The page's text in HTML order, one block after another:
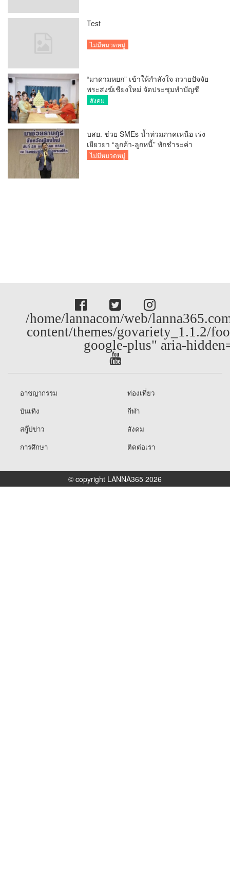
Test
ไม่มีหมวดหมู่
“มาดามหยก” เข้าให้กำลังใจ ถวายปัจจัย
พระสงฆ์เชียงใหม่ จัดประชุมทำบัญชี
รายรับรายจ่ายของวัด กว่า 300 รูป ที่วัด
สังคม
บสย. ช่วย SMEs น้ำท่วมภาคเหนือ เร่ง
เยียวยา “ลูกค้า-ลูกหนี้” พักชำระค่า
ธรรมเนียม-ค่างวด
ไม่มีหมวดหมู่
/home/lannacom/web/
content/themes/govariety_1.1.2/
google-plus" aria-
อาชญากรรม
ท่องเที่ยว
บันเทิง
กีฬา
สกู๊ปข่าว
สังคม
การศึกษา
ติดต่อเรา
© copyright LANNA365 2026